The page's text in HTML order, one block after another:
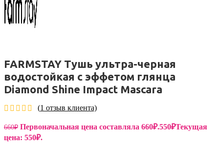
FARMSTAY Тушь ультра-черная
водостойкая с эффетом глянца
Diamond Shine Impact Mascara
(1 отзыв клиента)
660₽ Первоначальная цена составляла 660₽.550₽Текущая
цена: 550₽.